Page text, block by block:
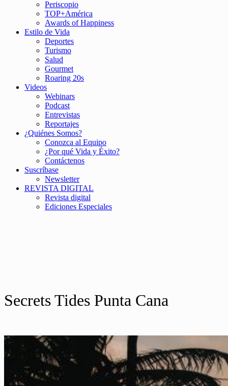
Periscopio
TOP+América
Awards of Happiness
Estilo de Vida
Deportes
Turismo
Salud
Gourmet
Roaring 20s
Videos
Webinars
Podcast
Entrevistas
Reportajes
¿Quiénes Somos?
Conozca al Equipo
¿Por qué Vida y Éxito?
Contáctenos
Suscríbase
Newsletter
REVISTA DIGITAL
Revista digital
Ediciones Especiales
Secrets Tides Punta Cana